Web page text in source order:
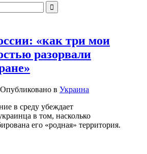
«как три мои
разорвали
Опубликовано в Украина
в среду убеждает
в том, насколько
его «родная» территория.